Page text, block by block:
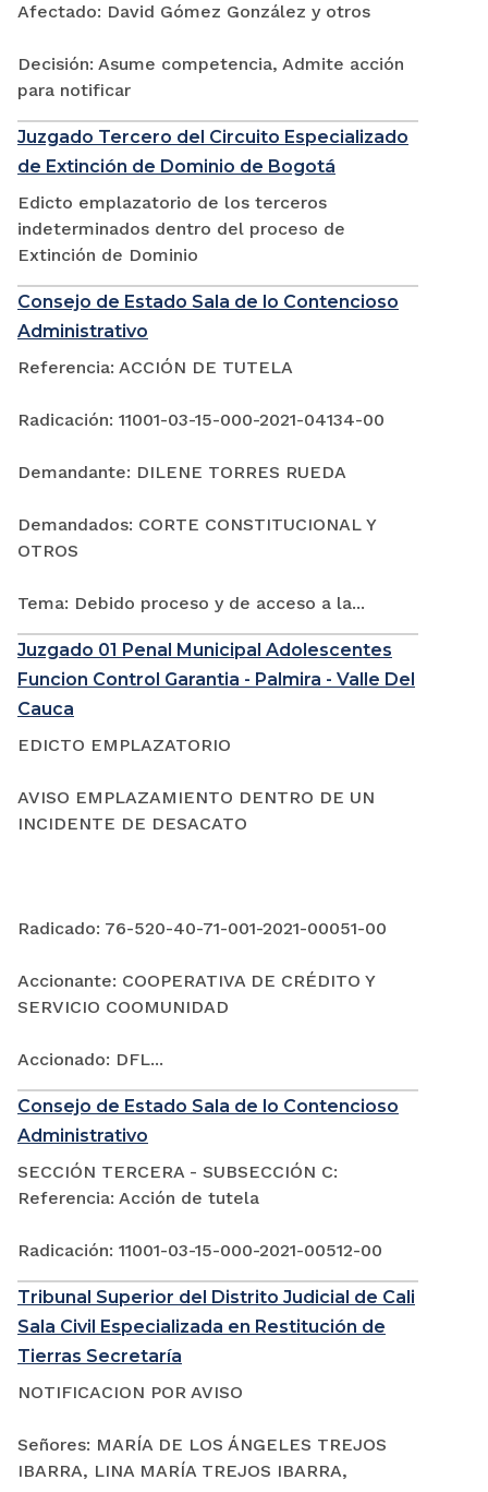
Afectado: David Gómez González y otros
Decisión: Asume competencia, Admite acción
para notificar
Juzgado Tercero del Circuito Especializado
de Extinción de Dominio de Bogotá
Edicto emplazatorio de los terceros
indeterminados dentro del proceso de
Extinción de Dominio
Consejo de Estado Sala de lo Contencioso
Administrativo
Referencia: ACCIÓN DE TUTELA
Radicación: 11001-03-15-000-2021-04134-00
Demandante: DILENE TORRES RUEDA
Demandados: CORTE CONSTITUCIONAL Y
OTROS
Tema: Debido proceso y de acceso a la...
Juzgado 01 Penal Municipal Adolescentes
Funcion Control Garantia - Palmira - Valle Del
Cauca
EDICTO EMPLAZATORIO
AVISO EMPLAZAMIENTO DENTRO DE UN
INCIDENTE DE DESACATO
Radicado: 76-520-40-71-001-2021-00051-00
Accionante: COOPERATIVA DE CRÉDITO Y
SERVICIO COOMUNIDAD
Accionado: DFL...
Consejo de Estado Sala de lo Contencioso
Administrativo
SECCIÓN TERCERA - SUBSECCIÓN C:
Referencia: Acción de tutela
Radicación: 11001-03-15-000-2021-00512-00
Tribunal Superior del Distrito Judicial de Cali
Sala Civil Especializada en Restitución de
Tierras Secretaría
NOTIFICACION POR AVISO
Señores: MARÍA DE LOS ÁNGELES TREJOS
IBARRA, LINA MARÍA TREJOS IBARRA,